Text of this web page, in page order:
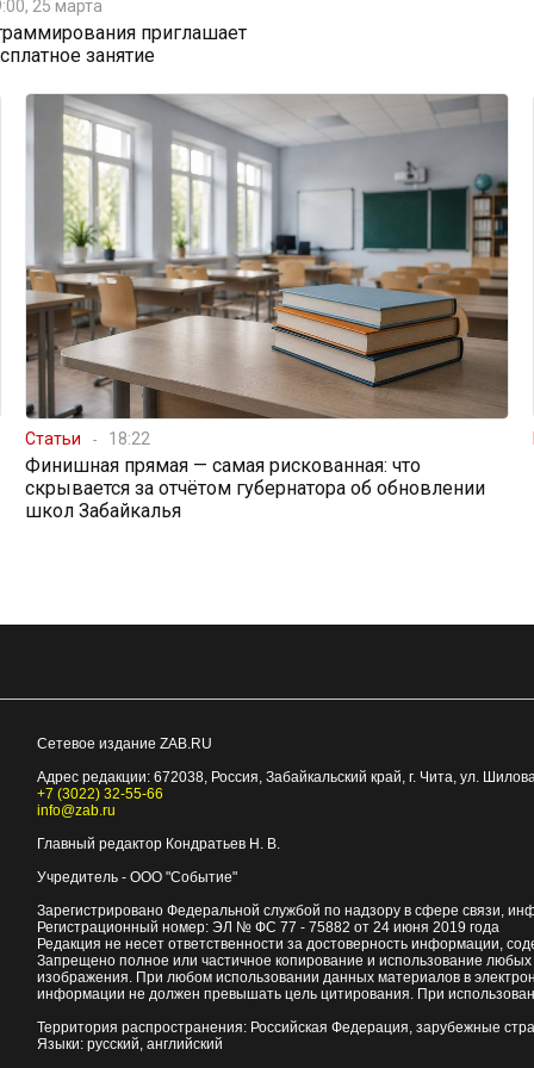
25 марта
приглашает
занятие
Статьи 18:22
Финишная прямая — самая рискованная: что
скрывается за отчётом губернатора об обновлении
школ Забайкалья
Сетевое издание ZAB.RU
Адрес редакции: 672038, Россия, Забайкальский край, г. Чита, ул.
+7 (3022) 32-55-66
info@zab.ru
Главный редактор Кондратьев Н. В.
Учредитель - ООО "Событие"
Зарегистрировано Федеральной службой по надзору в сфере связи,
Регистрационный номер: ЭЛ № ФС 77 - 75882 от 24 июня 2019 года
Редакция не несет ответственности за достоверность информации,
Запрещено полное или частичное копирование и использование
изображения. При любом использовании данных материалов в
информации не должен превышать цель цитирования. При
Территория распространения: Российская Федерация, зарубежные
Языки: русский, английский